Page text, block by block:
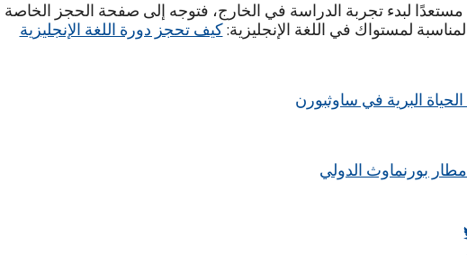
مستعدًا لبدء تجربة الدراسة في الخارج، فتوجه إلى صفحة الحجز
المناسبة لمستواك في اللغة الإنجليزية:كيف تحجز دورة اللغة الإنجليزية
البرية في ساوثبورن
بورنماوث الدولي